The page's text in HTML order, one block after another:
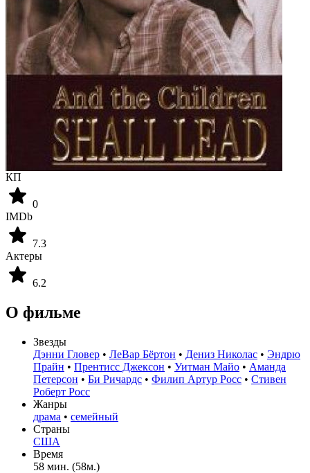
КП
0
IMDb
7.3
Актеры
6.2
О фильме
Звезды
Дэнни Гловер • ЛеВар Бёртон • Дениз Николас • Эндрю
Прайн • Прентисс Джексон • Уитман Майо • Аманда
Петерсон • Би Ричардс • Филип Артур Росс • Стивен
Роберт Росс
Жанры
драма • семейный
Страны
США
Время
58 мин. (58м.)